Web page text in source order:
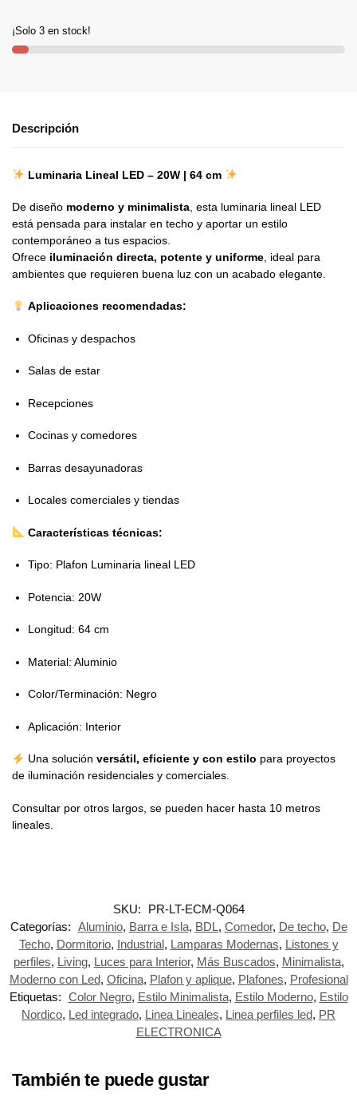
¡Solo 3 en stock!
Descripción
Luminaria Lineal LED – 20W | 64 cm
De diseño moderno y minimalista , esta luminaria lineal LED
está pensada para instalar en techo y aportar un estilo
contemporáneo a tus espacios.
Ofrece iluminación directa, potente y uniforme , ideal para
ambientes que requieren buena luz con un acabado elegante.
Aplicaciones recomendadas:
Oficinas y despachos
Salas de estar
Recepciones
Cocinas y comedores
Barras desayunadoras
Locales comerciales y tiendas
Características técnicas:
Tipo: Plafon Luminaria lineal LED
Potencia: 20W
Longitud: 64 cm
Material: Aluminio
Color/Terminación: Negro
Aplicación: Interior
Una solución versátil, eficiente y con estilo para proyectos
de iluminación residenciales y comerciales.
Consultar por otros largos, se pueden hacer hasta 10 metros
lineales.
SKU:
PR-LT-ECM-Q064
Categorías: Aluminio, Barra e Isla, BDL, Comedor, De techo, De
Techo, Dormitorio, Industrial, Lamparas Modernas, Listones y
perfiles, Living, Luces para Interior, Más Buscados, Minimalista,
Moderno con Led, Oficina, Plafon y aplique, Plafones, Profesional
Etiquetas: Color Negro, Estilo Minimalista, Estilo Moderno, Estilo
Nordico, Led integrado, Linea Lineales, Linea perfiles led, PR
ELECTRONICA
También te puede gustar